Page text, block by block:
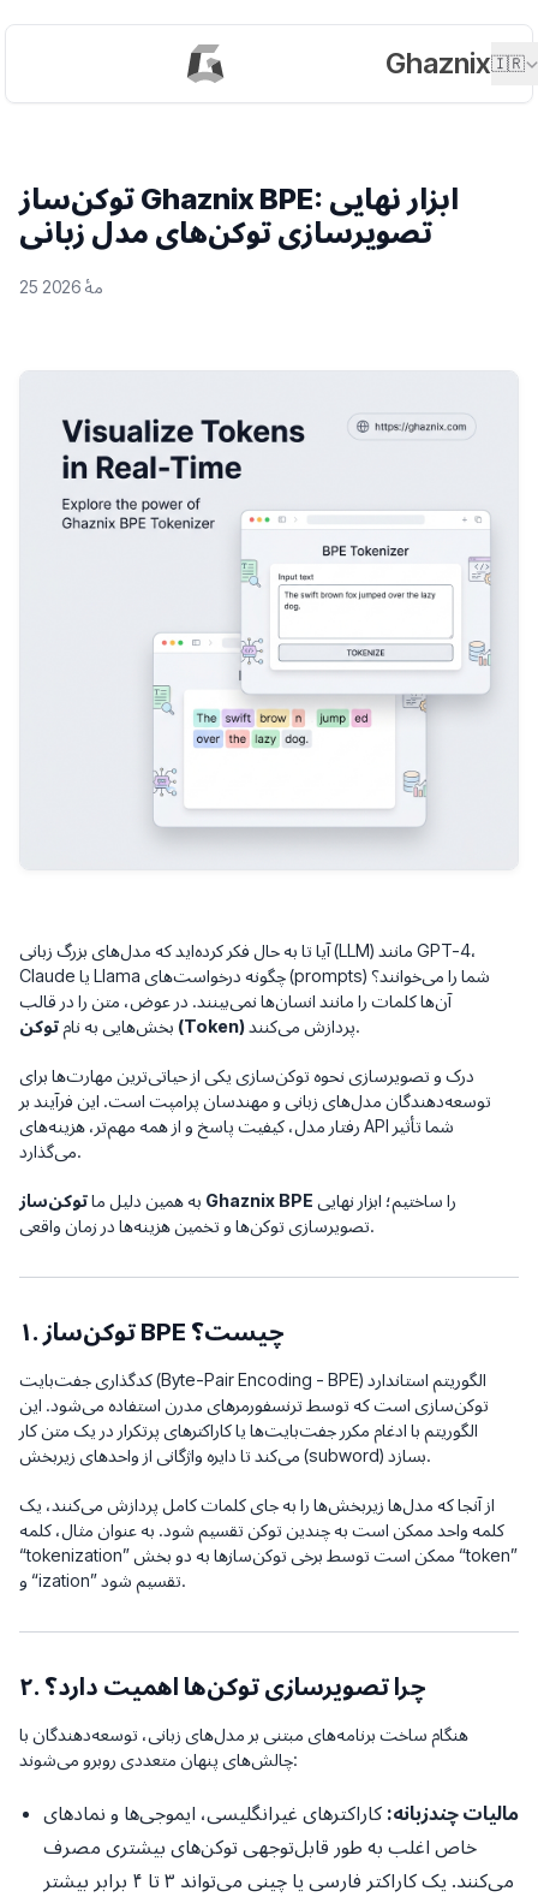
Ghaznix🇮🇷
توکن‌ساز Ghaznix BPE: ابزار نهایی
تصویرسازی توکن‌های مدل زبانی
25 مهٔ 2026
آیا تا به حال فکر کرده‌اید که مدل‌های بزرگ زبانی (LLM) مانند GPT-4،
Claude یا Llama چگونه درخواست‌های (prompts) شما را می‌خوانند؟
آن‌ها کلمات را مانند انسان‌ها نمی‌بینند. در عوض، متن را در قالب
بخش‌هایی به نام توکن (Token) پردازش می‌کنند.
درک و تصویرسازی نحوه توکن‌سازی یکی از حیاتی‌ترین مهارت‌ها برای
توسعه‌دهندگان مدل‌های زبانی و مهندسان پرامپت است. این فرآیند بر
رفتار مدل، کیفیت پاسخ و از همه مهم‌تر، هزینه‌های API شما تأثیر
می‌گذارد.
به همین دلیل ما توکن‌ساز Ghaznix BPE
تصویرسازی توکن‌ها و تخمین هزینه‌ها در زمان واقعی.
۱. توکن‌ساز BPE چیست؟
کدگذاری جفت‌بایت (Byte-Pair Encoding - BPE) الگوریتم استاندارد
توکن‌سازی است که توسط ترنسفورمرهای مدرن استفاده می‌شود. این
الگوریتم با ادغام مکرر جفت‌بایت‌ها یا کاراکترهای پرتکرار در یک متن کار
می‌کند تا دایره واژگانی از واحدهای زیربخش (subword) بسازد.
از آنجا که مدل‌ها زیربخش‌ها را به جای کلمات کامل پردازش می‌کنند، یک
کلمه واحد ممکن است به چندین توکن تقسیم شود. به عنوان مثال، کلمه
“tokenization” ممکن است توسط برخی توکن‌سازها به دو بخش “token”
و “ization” تقسیم شود.
۲. چرا تصویرسازی توکن‌ها اهمیت دارد؟
هنگام ساخت برنامه‌های مبتنی بر مدل‌های زبانی، توسعه‌دهندگان با
چالش‌های پنهان متعددی روبرو می‌شوند:
مالیات چندزبانه: کاراکترهای غیرانگلیسی، ایموجی‌ها و نمادهای
خاص اغلب به طور قابل‌توجهی توکن‌های بیشتری مصرف
می‌کنند. یک کاراکتر فارسی یا چینی می‌تواند ۳ تا ۴ برابر بیشتر